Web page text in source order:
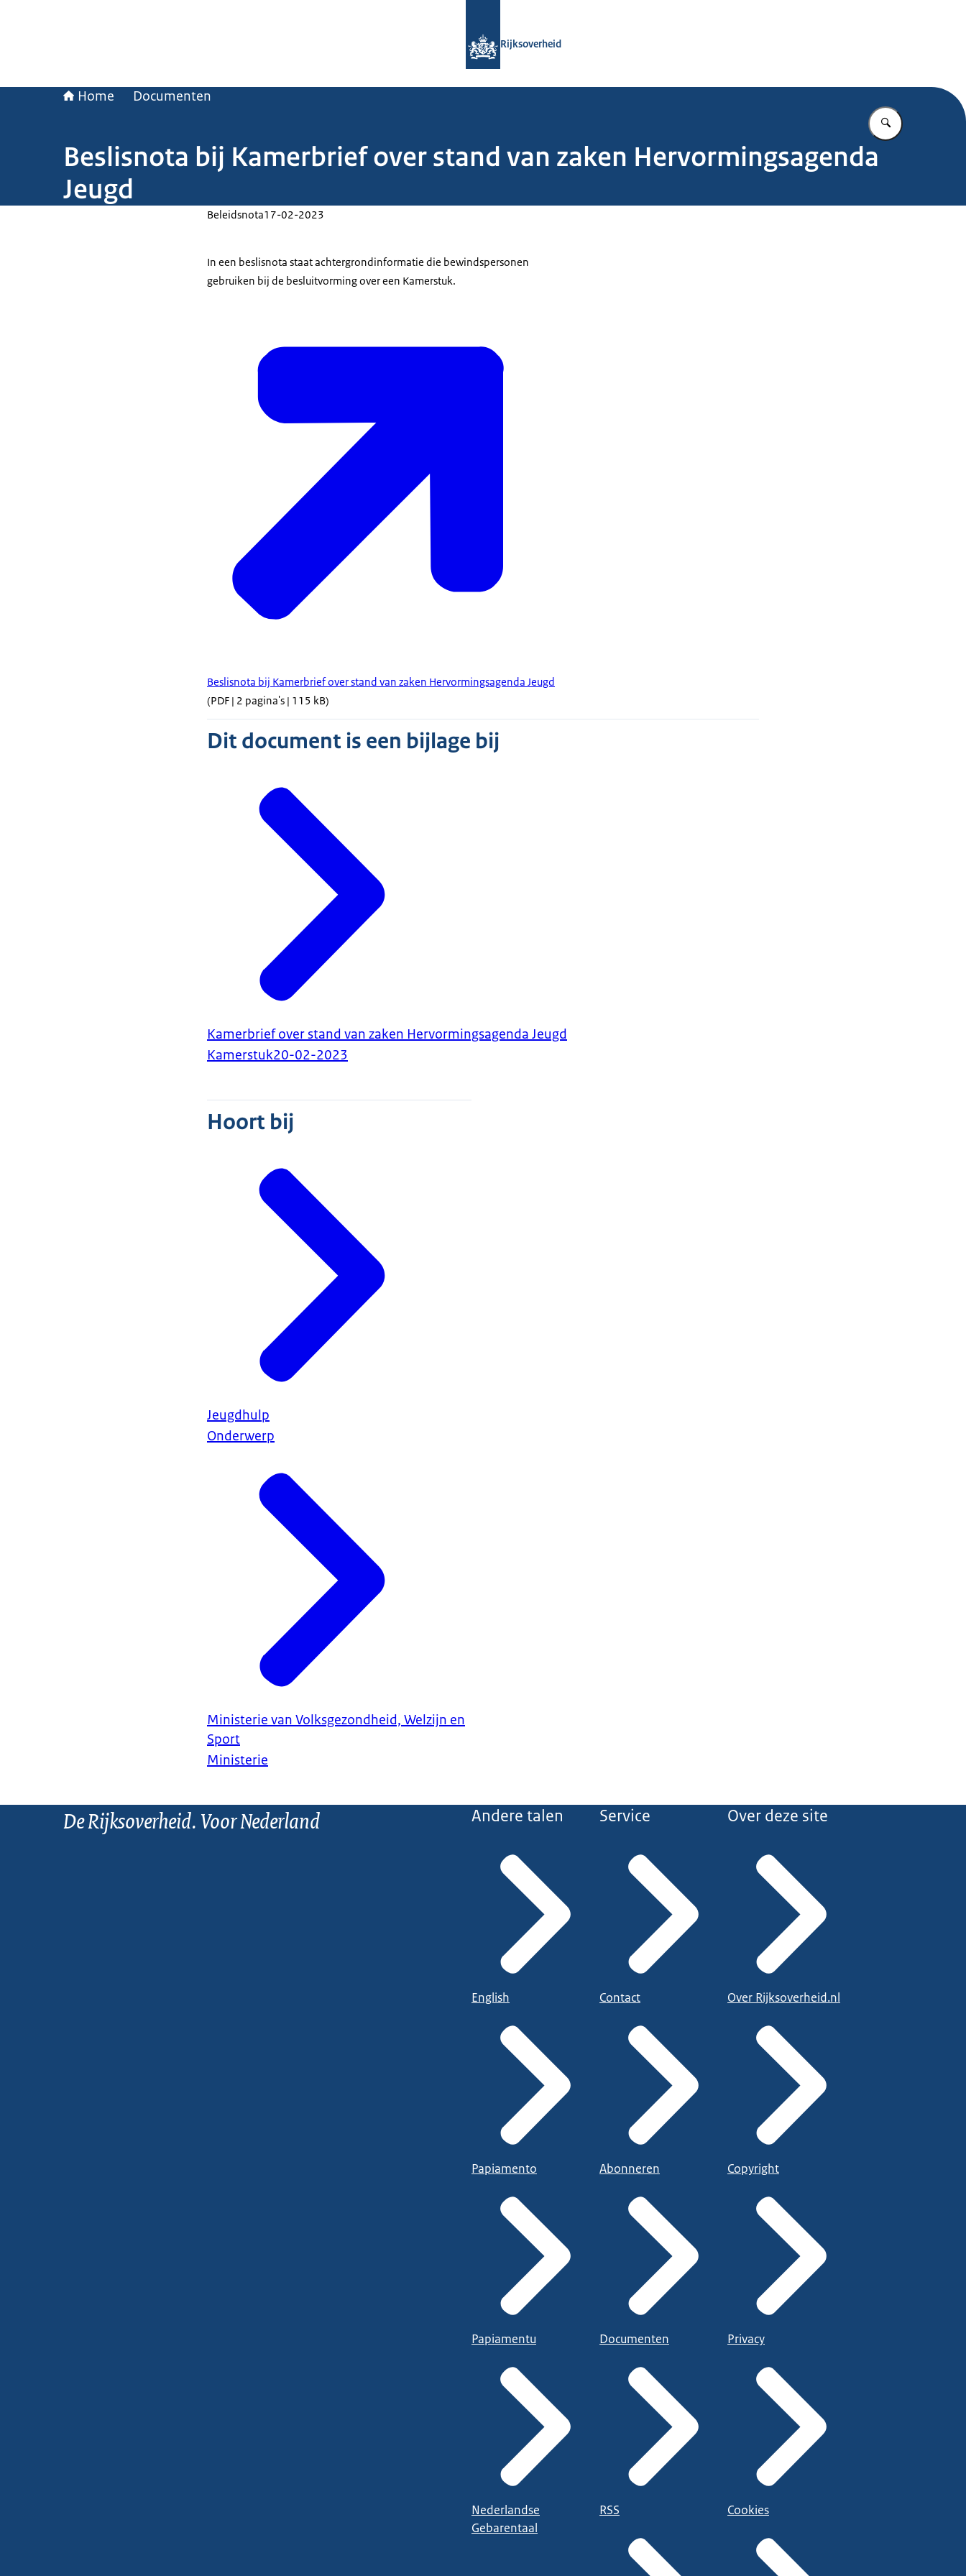
Rijksoverheid
Home Documenten
Vul in wat u
Beslisnota bij Kamerbrief over stand van zaken Hervormingsagenda
Jeugd
Beleidsnota17-02-2023
In een beslisnota staat achtergrondinformatie die bewindspersonen
gebruiken bij de besluitvorming over een Kamerstuk.
Beslisnota bij Kamerbrief over stand van zaken Hervormingsagenda Jeugd
(PDF | 2 pagina's | 115 kB)
Dit document is een bijlage bij
Kamerbrief over stand van zaken Hervormingsagenda Jeugd
Kamerstuk20-02-2023
Hoort bij
Jeugdhulp
Onderwerp
Ministerie van Volksgezondheid, Welzijn en
Sport
Ministerie
De Rijksoverheid. Voor Nederland Andere talen
English
Papiamento
Papiamentu
Nederlandse
Gebarentaal
Service
Contact
Abonneren
Documenten
RSS
Over deze site
Over Rijksoverheid.nl
Copyright
Privacy
Cookies